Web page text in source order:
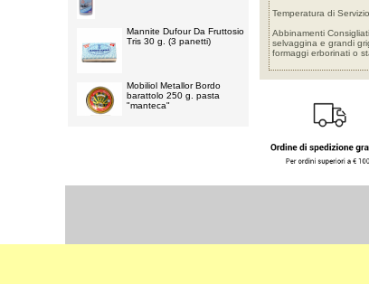
Mannite Dufour Da Fruttosio
Tris 30 g. (3 panetti)
Mobiliol Metallor Bordo
barattolo 250 g. pasta
"manteca"
Temperatura di
Abbinamenti
selvaggina e grandi
formaggi erborinati o